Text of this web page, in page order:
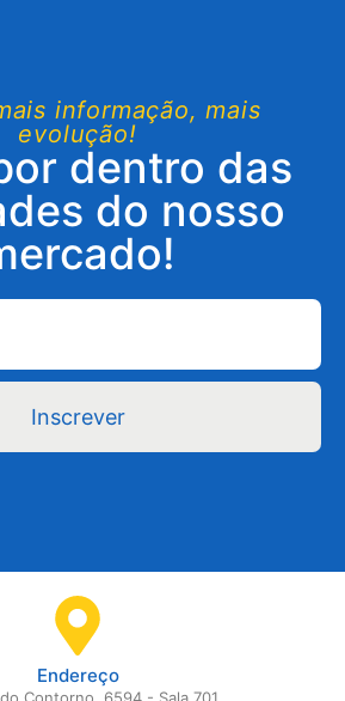
informação, mais
evolução!
dentro das
do nosso
Inscrever
Endereço